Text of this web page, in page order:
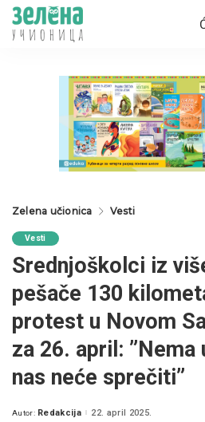
Zelena učionica Vesti
Vesti
Srednjoškolci iz
pešače 130
protest u Novom
za 26. april:
nas neće sprečiti”
Posted
Autor: Redakcija 22. april 2025.